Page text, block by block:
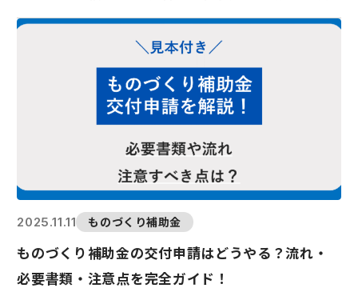
2025.11.11 ものづくり補助金
ものづくり補助金の交付申請はどうやる？流れ・
必要書類・注意点を完全ガイド！